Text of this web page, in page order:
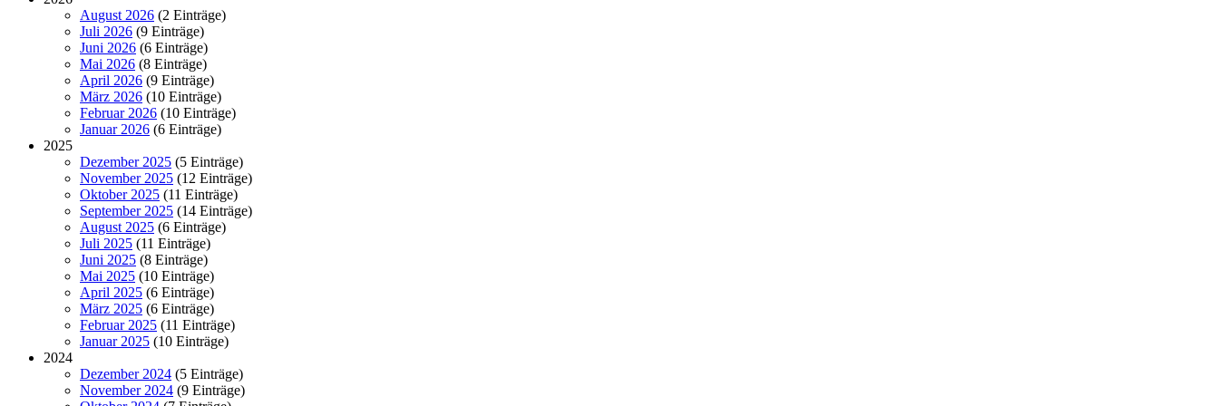
August 2026 (2 Einträge)
Juli 2026 (9 Einträge)
Juni 2026 (6 Einträge)
Mai 2026 (8 Einträge)
April 2026 (9 Einträge)
März 2026 (10 Einträge)
Februar 2026 (10 Einträge)
Januar 2026 (6 Einträge)
2025
Dezember 2025 (5 Einträge)
November 2025 (12 Einträge)
Oktober 2025 (11 Einträge)
September 2025 (14 Einträge)
August 2025 (6 Einträge)
Juli 2025 (11 Einträge)
Juni 2025 (8 Einträge)
Mai 2025 (10 Einträge)
April 2025 (6 Einträge)
März 2025 (6 Einträge)
Februar 2025 (11 Einträge)
Januar 2025 (10 Einträge)
2024
Dezember 2024 (5 Einträge)
November 2024 (9 Einträge)